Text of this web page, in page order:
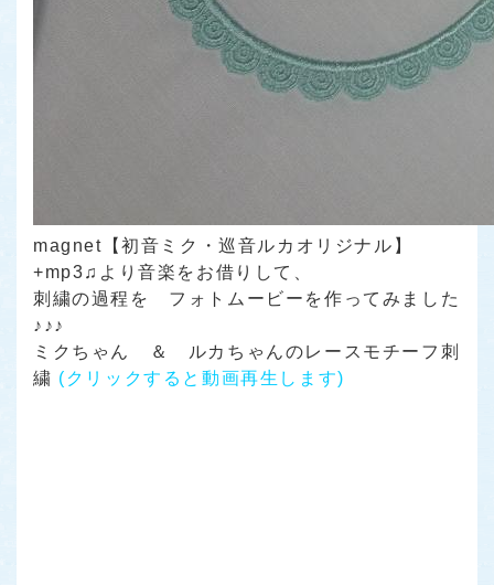
magnet【初音ミク・巡音ルカオリジナル】
+mp3♫より音楽をお借りして、
刺繍の過程を フォトムービーを作ってみました
♪♪♪
ミクちゃん ＆ ルカちゃんのレースモチーフ刺
繍 (クリックすると動画再生します)